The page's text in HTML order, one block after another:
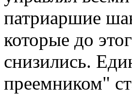
патриаршие
которые до
снизились.
преемником"